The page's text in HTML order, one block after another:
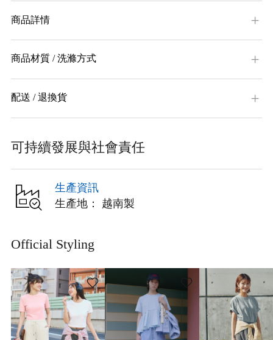
商品詳情
商品材質 / 洗滌方式
配送 / 退換貨
可持續發展與社會責任
生產資訊
生產地： 越南製
Official Styling